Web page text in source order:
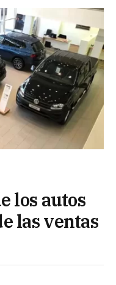
los autos
las ventas